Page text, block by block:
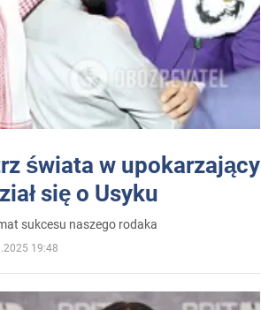
świata w upokarzający
się o Usyku
sukcesu naszego rodaka
19:48